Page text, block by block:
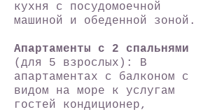
кухня с посудомоечной
машиной и обеденной зоной.
Апартаменты с 2 спальнями
(для 5 взрослых): В
апартаментах с балконом с
видом на море к услугам
гостей кондиционер,